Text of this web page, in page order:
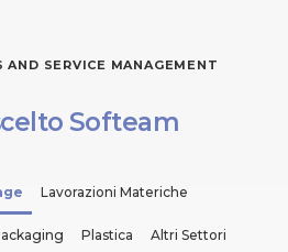
AND SERVICE MANAGEMENT
Softeam
Lavorazioni Materiche
Plastica Altri Settori